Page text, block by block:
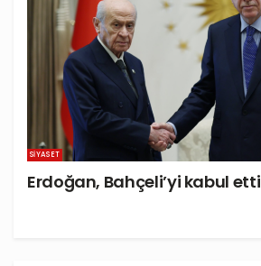
SIYASET
Erdoğan, Bahçeli’yi kabul etti